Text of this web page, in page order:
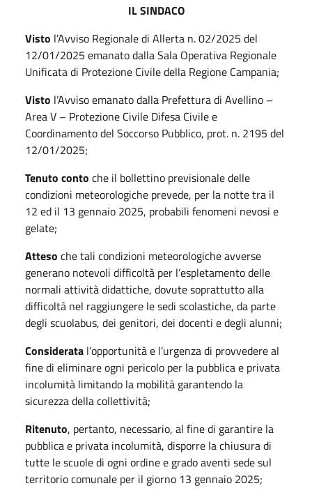
IL SINDACO
Visto l’Avviso Regionale di Allerta n. 02/2025 del
12/01/2025 emanato dalla Sala Operativa Regionale
Unificata di Protezione Civile della Regione Campania;
Visto l’Avviso emanato dalla Prefettura di Avellino –
Area V – Protezione Civile Difesa Civile e
Coordinamento del Soccorso Pubblico, prot. n. 2195 del
12/01/2025;
Tenuto conto che il bollettino previsionale delle
condizioni meteorologiche prevede, per la notte tra il
12 ed il 13 gennaio 2025, probabili fenomeni nevosi e
gelate;
Atteso che tali condizioni meteorologiche avverse
generano notevoli difficoltà per l’espletamento delle
normali attività didattiche, dovute soprattutto alla
difficoltà nel raggiungere le sedi scolastiche, da parte
degli scuolabus, dei genitori, dei docenti e degli alunni;
Considerata l’opportunità e l’urgenza di provvedere al
fine di eliminare ogni pericolo per la pubblica e privata
incolumità limitando la mobilità garantendo la
sicurezza della collettività;
Ritenuto, pertanto, necessario, al fine di garantire la
pubblica e privata incolumità, disporre la chiusura di
tutte le scuole di ogni ordine e grado aventi sede sul
territorio comunale per il giorno 13 gennaio 2025;